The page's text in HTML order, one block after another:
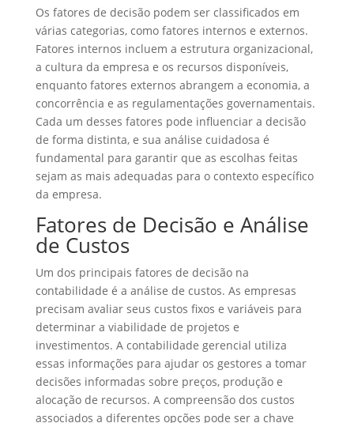
Os fatores de decisão podem ser classificados em
várias categorias, como fatores internos e externos.
Fatores internos incluem a estrutura organizacional,
a cultura da empresa e os recursos disponíveis,
enquanto fatores externos abrangem a economia, a
concorrência e as regulamentações governamentais.
Cada um desses fatores pode influenciar a decisão
de forma distinta, e sua análise cuidadosa é
fundamental para garantir que as escolhas feitas
sejam as mais adequadas para o contexto específico
da empresa.
Fatores de Decisão e Análise
de Custos
Um dos principais fatores de decisão na
contabilidade é a análise de custos. As empresas
precisam avaliar seus custos fixos e variáveis para
determinar a viabilidade de projetos e
investimentos. A contabilidade gerencial utiliza
essas informações para ajudar os gestores a tomar
decisões informadas sobre preços, produção e
alocação de recursos. A compreensão dos custos
associados a diferentes opções pode ser a chave